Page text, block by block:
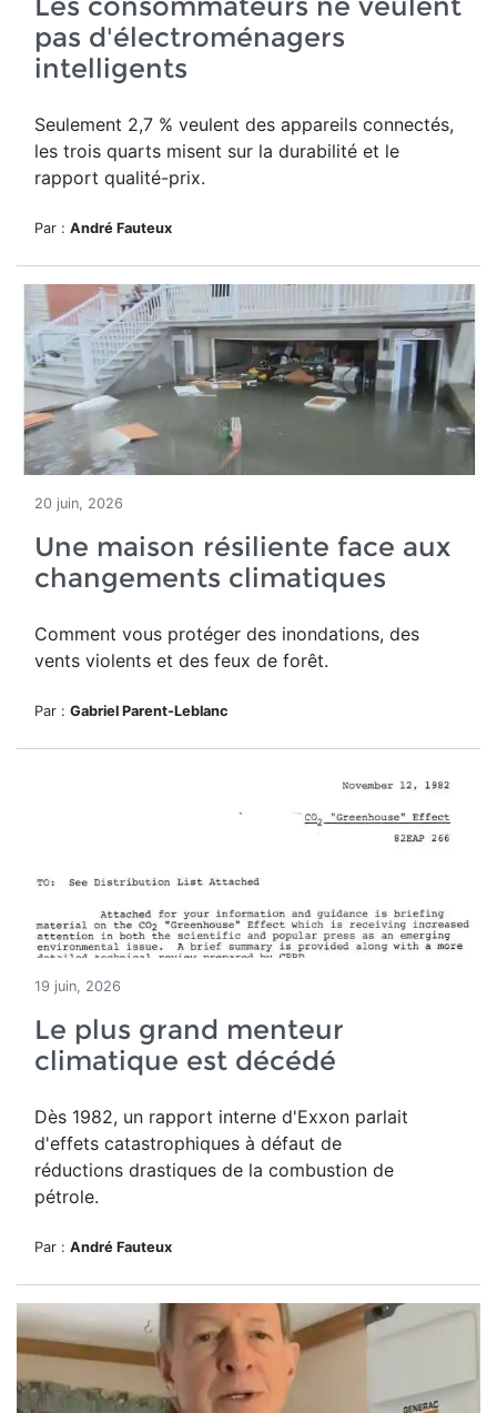
pas d'électroménagers
intelligents
Seulement 2,7 % veulent des appareils connectés,
les trois quarts misent sur la durabilité et le
rapport qualité-prix.
Par : André Fauteux
20 juin, 2026
Une maison résiliente face aux
changements climatiques
Comment vous protéger des inondations, des
vents violents et des feux de forêt.
Par : Gabriel Parent-Leblanc
19 juin, 2026
Le plus grand menteur
climatique est décédé
Dès 1982, un rapport interne d'Exxon parlait
d'effets catastrophiques à défaut de
réductions drastiques de la combustion de
pétrole.
Par : André Fauteux